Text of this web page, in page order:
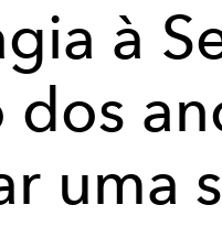
à
dos
uma